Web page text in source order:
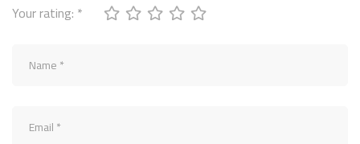
Your rating: *